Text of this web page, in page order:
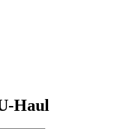
Haul